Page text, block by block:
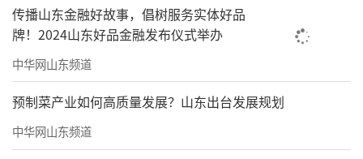
传播山东金融好故事，倡树服务实体好品
牌！2024山东好品金融发布仪式举办
中华网山东频道
预制菜产业如何高质量发展？山东出台发展规划
中华网山东频道